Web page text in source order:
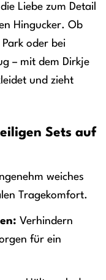
Liebe zum Detail
Hingucker. Ob
oder bei
– mit dem Dirkje
und zieht
Sets auf
weiches
Tragekomfort.
Verhindern
für ein